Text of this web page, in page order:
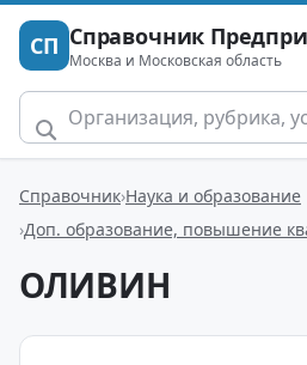
СП Справочник
Москва и Московская область
Справочник Наука и образование
Доп. образование, повышение
ОЛИВИН